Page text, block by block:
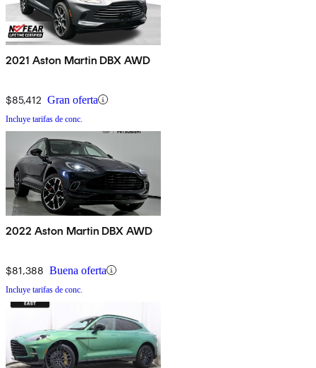
2021 Aston Martin DBX AWD
$85,412 Gran oferta
Incluye tarifas de conc.
2022 Aston Martin DBX AWD
$81,388 Buena oferta
Incluye tarifas de conc.